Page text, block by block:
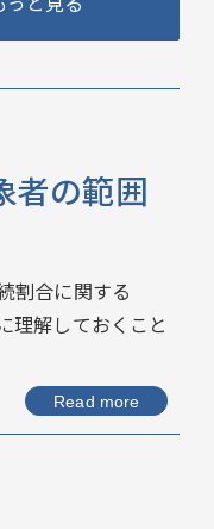
者の範囲
割合に関する
理解しておくこと
Read more